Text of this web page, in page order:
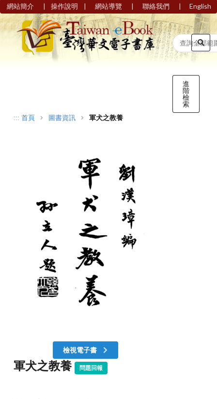
網站簡介 | 操作說明 | 網站導覽 | 聯絡我們 | English
進
階
檢
索
::: 首頁 圖書資訊 軍犬之教養
檢視電子書
軍犬之教養 問題回報